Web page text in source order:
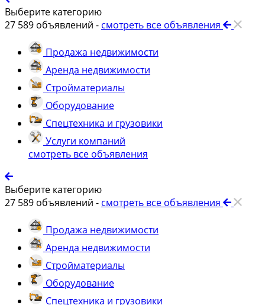
Выберите категорию
27 589 объявлений - смотреть все объявления
Продажа недвижимости
Аренда недвижимости
Стройматериалы
Оборудование
Спецтехника и грузовики
Услуги компаний
смотреть все объявления
Выберите категорию
27 589 объявлений - смотреть все объявления
Продажа недвижимости
Аренда недвижимости
Стройматериалы
Оборудование
Спецтехника и грузовики